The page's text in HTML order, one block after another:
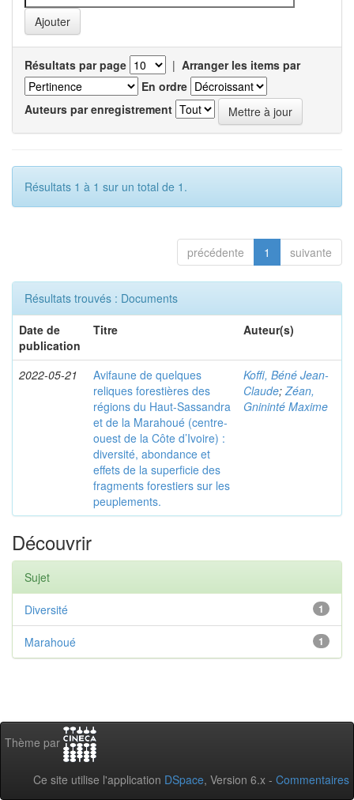
Résultats par page | Arranger les items par
En ordre
Auteurs par enregistrement
Résultats 1 à 1 sur un total de 1.
précédente 1 suivante
Résultats trouvés : Documents
Date de
publication
Titre Auteur(s)
2022-05-21
Avifaune de quelques
reliques forestières des
régions du Haut-Sassandra
et de la Marahoué (centre-
ouest de la Côte d’Ivoire) :
diversité, abondance et
effets de la superficie des
fragments forestiers sur les
peuplements.
Koffi, Béné Jean-
Claude; Zéan,
Gnininté Maxime
Découvrir
Sujet
1
Diversité
1
Marahoué
Thème par
Ce site utilise l'application DSpace, Version 6.x - Commentaires